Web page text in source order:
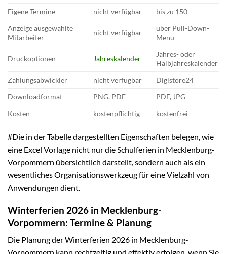
Eigene Termine nicht verfügbar
bis zu 150
Anzeige ausgewählte
Mitarbeiter
nicht verfügbar
über Pull-Down-
Menü
Druckoptionen Jahreskalender
Jahres- oder
Halbjahreskalender
Zahlungsabwickler
nicht verfügbar
Digistore24
Downloadformat
PNG, PDF
PDF, JPG
Kosten
kostenpflichtig kostenfrei
#Die in der Tabelle dargestellten Eigenschaften belegen, wie
eine Excel Vorlage nicht nur die Schulferien in Mecklenburg-
Vorpommern übersichtlich darstellt, sondern auch als ein
wesentliches Organisationswerkzeug für eine Vielzahl von
Anwendungen dient.
Winterferien 2026 in Mecklenburg-
Vorpommern: Termine & Planung
Die Planung der Winterferien 2026 in Mecklenburg-